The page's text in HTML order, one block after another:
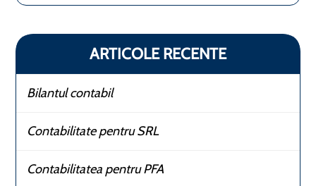
ARTICOLE RECENTE
Bilantul contabil
Contabilitate pentru SRL
Contabilitatea pentru PFA